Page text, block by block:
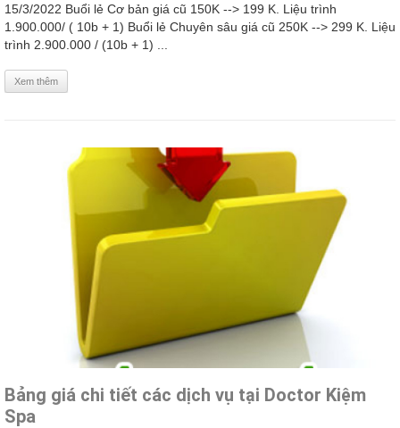
15/3/2022 Buổi lẻ Cơ bản giá cũ 150K --> 199 K. Liệu trình
1.900.000/ ( 10b + 1) Buổi lẻ Chuyên sâu giá cũ 250K --> 299 K. Liệu
trình 2.900.000 / (10b + 1) ...
Xem thêm
Bảng giá chi tiết các dịch vụ tại Doctor Kiệm
Spa